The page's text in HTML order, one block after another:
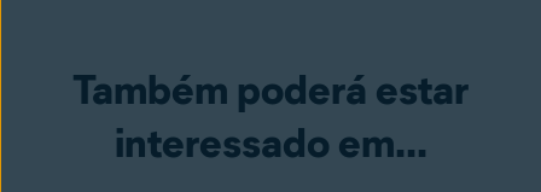
Também poderá estar
interessado em...